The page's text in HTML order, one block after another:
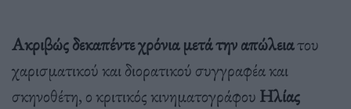
Ακριβώς δεκαπέντε χρόνια μετά την απώλειατου
χαρισματικού και διορατικού συγγραφέα και
σκηνοθέτη, ο κριτικός κινηματογράφου Ηλίας